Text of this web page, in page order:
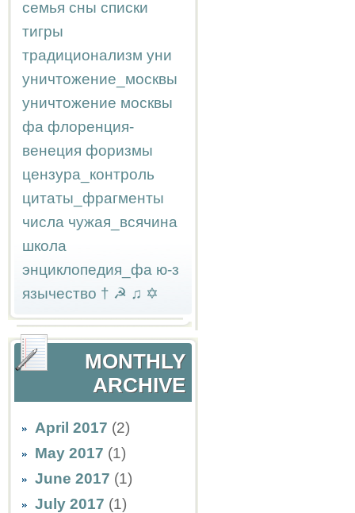
семья сны списки
тигры
традиционализм уни
уничтожение_москвы
уничтожение москвы
фа флоренция-
венеция форизмы
цензура_контроль
цитаты_фрагменты
числа чужая_всячина
школа
энциклопедия_фа ю-з
язычество † ☭ ♫ ✡
MONTHLY
ARCHIVE
April 2017 (2)
May 2017 (1)
June 2017 (1)
July 2017 (1)